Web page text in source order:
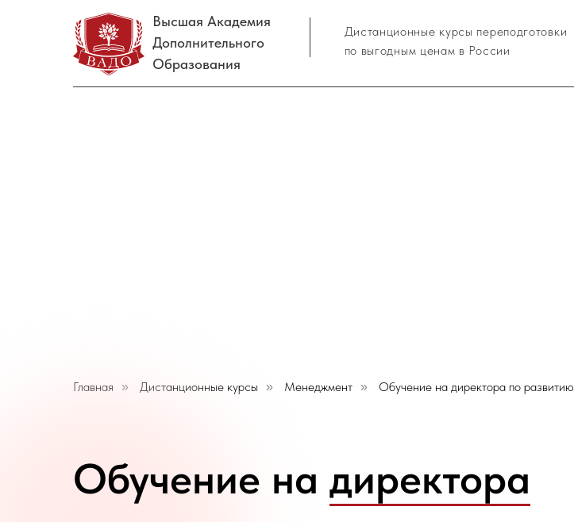
Высшая Академия
Дополнительного
Образования
Дистанционные курсы переподготовки
по выгодным ценам в России
Главная » Дистанционные курсы » Менеджмент » Обучение на директора по развитию
Обучение на директора